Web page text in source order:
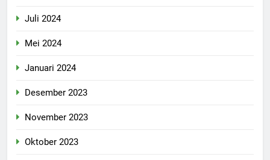
Juli 2024
Mei 2024
Januari 2024
Desember 2023
November 2023
Oktober 2023